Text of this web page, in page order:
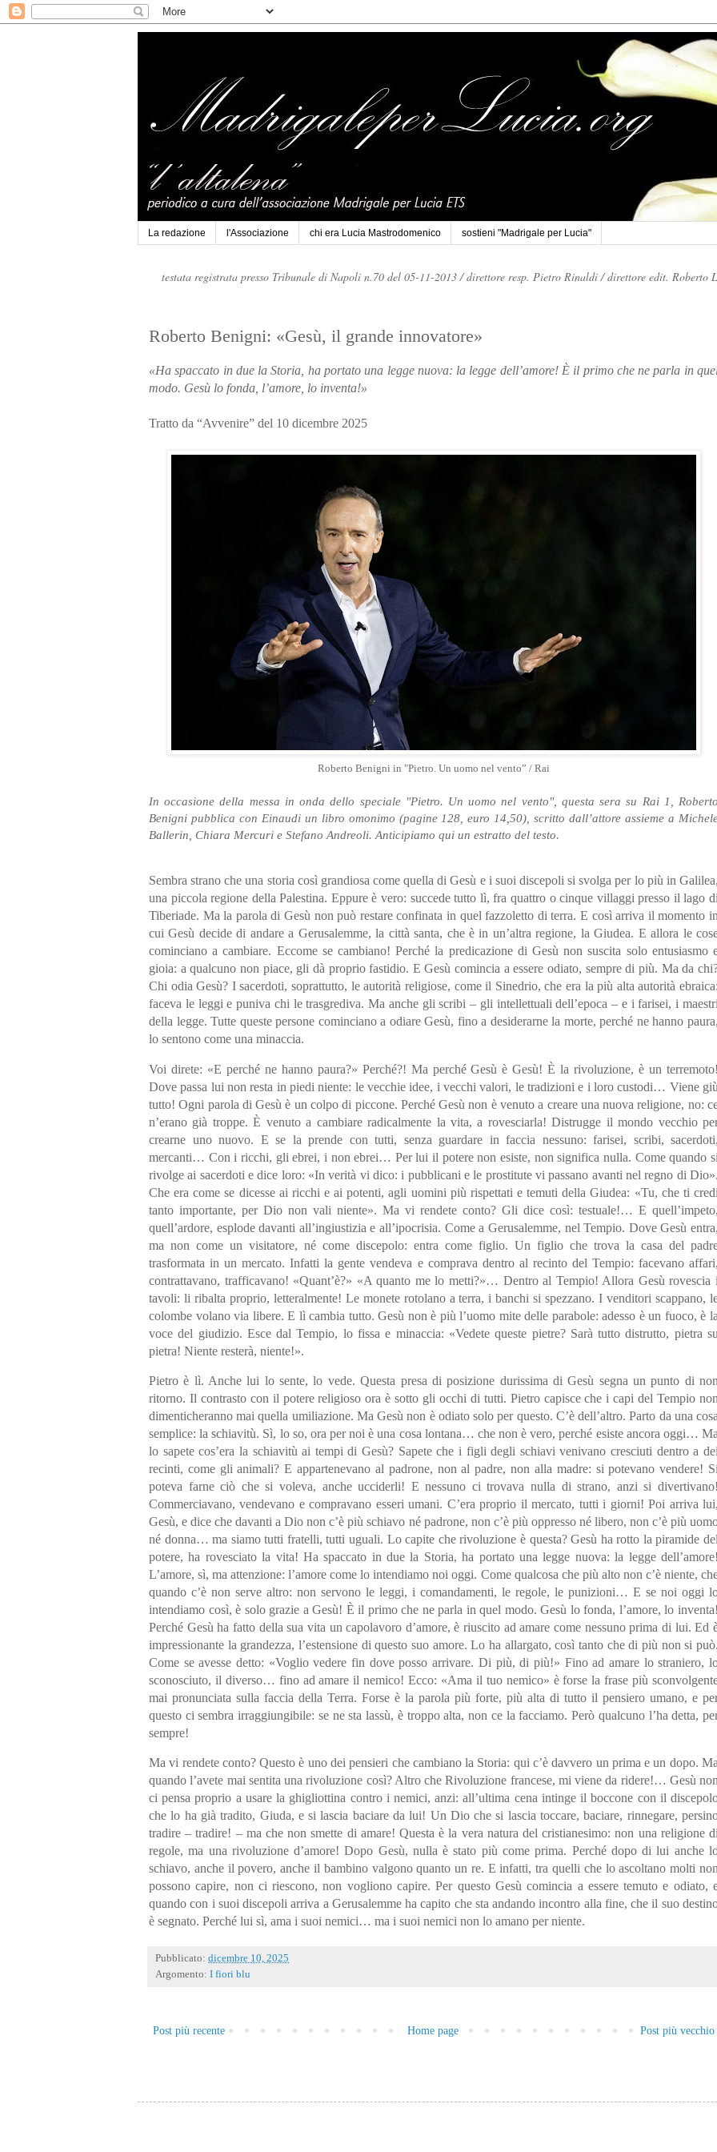
La redazione l'Associazione chi era Lucia Mastrodomenico sostieni "Madrigale per Lucia"
testata registrata presso Tribunale di Napoli n.70 del 05-11-2013 /direttore resp. Pietro Rinaldi /direttore edit. Roberto
Roberto Benigni: «Gesù, il grande innovatore»
«Ha spaccato in due la Storia, ha portato una legge nuova: la legge dell’amore! È il primo che ne parla in
modo. Gesù lo fonda, l’amore, lo inventa!»
Tratto da “Avvenire” del 10 dicembre 2025
Roberto Benigni in "Pietro. Un uomo nel vento” / Rai
In occasione della messa in onda dello speciale "Pietro. Un uomo nel vento", questa sera su Rai 1, Roberto
Benigni pubblica con Einaudi un libro omonimo (pagine 128, euro 14,50), scritto dall’attore assieme a
Ballerin, Chiara Mercuri e Stefano Andreoli. Anticipiamo qui un estratto del testo.
Sembra strano che una storia così grandiosa come quella di Gesù e i suoi discepoli si svolga per lo più in Galilea,
una piccola regione della Palestina. Eppure è vero: succede tutto lì, fra quattro o cinque villaggi presso il lago di
Tiberiade. Ma la parola di Gesù non può restare confinata in quel fazzoletto di terra. E così arriva il momento in
cui Gesù decide di andare a Gerusalemme, la città santa, che è in un’altra regione, la Giudea. E allora le
cominciano a cambiare. Eccome se cambiano! Perché la predicazione di Gesù non suscita solo entusiasmo
gioia: a qualcuno non piace, gli dà proprio fastidio. E Gesù comincia a essere odiato, sempre di più. Ma da
Chi odia Gesù? I sacerdoti, soprattutto, le autorità religiose, come il Sinedrio, che era la più alta autorità ebraica:
faceva le leggi e puniva chi le trasgrediva. Ma anche gli scribi – gli intellettuali dell’epoca – e i farisei, i maestri
della legge. Tutte queste persone cominciano a odiare Gesù, fino a desiderarne la morte, perché ne hanno paura,
lo sentono come una minaccia.
Voi direte: «E perché ne hanno paura?» Perché?! Ma perché Gesù è Gesù! È la rivoluzione, è un terremoto!
Dove passa lui non resta in piedi niente: le vecchie idee, i vecchi valori, le tradizioni e i loro custodi… Viene giù
tutto! Ogni parola di Gesù è un colpo di piccone. Perché Gesù non è venuto a creare una nuova religione, no:
n’erano già troppe. È venuto a cambiare radicalmente la vita, a rovesciarla! Distrugge il mondo vecchio
crearne uno nuovo. E se la prende con tutti, senza guardare in faccia nessuno: farisei, scribi, sacerdoti,
mercanti… Con i ricchi, gli ebrei, i non ebrei… Per lui il potere non esiste, non significa nulla. Come quando si
rivolge ai sacerdoti e dice loro: «In verità vi dico: i pubblicani e le prostitute vi passano avanti nel regno di Dio».
Che era come se dicesse ai ricchi e ai potenti, agli uomini più rispettati e temuti della Giudea: «Tu, che ti credi
tanto importante, per Dio non vali niente». Ma vi rendete conto? Gli dice così: testuale!… E quell’impeto,
quell’ardore, esplode davanti all’ingiustizia e all’ipocrisia. Come a Gerusalemme, nel Tempio. Dove Gesù entra,
ma non come un visitatore, né come discepolo: entra come figlio. Un figlio che trova la casa del
trasformata in un mercato. Infatti la gente vendeva e comprava dentro al recinto del Tempio: facevano affari,
contrattavano, trafficavano! «Quant’è?» «A quanto me lo metti?»… Dentro al Tempio! Allora Gesù rovescia i
tavoli: li ribalta proprio, letteralmente! Le monete rotolano a terra, i banchi si spezzano. I venditori scappano,
colombe volano via libere. E lì cambia tutto. Gesù non è più l’uomo mite delle parabole: adesso è un fuoco, è la
voce del giudizio. Esce dal Tempio, lo fissa e minaccia: «Vedete queste pietre? Sarà tutto distrutto, pietra su
pietra! Niente resterà, niente!».
Pietro è lì. Anche lui lo sente, lo vede. Questa presa di posizione durissima di Gesù segna un punto di non
ritorno. Il contrasto con il potere religioso ora è sotto gli occhi di tutti. Pietro capisce che i capi del Tempio non
dimenticheranno mai quella umiliazione. Ma Gesù non è odiato solo per questo. C’è dell’altro. Parto da una cosa
semplice: la schiavitù. Sì, lo so, ora per noi è una cosa lontana… che non è vero, perché esiste ancora oggi… Ma
lo sapete cos’era la schiavitù ai tempi di Gesù? Sapete che i figli degli schiavi venivano cresciuti dentro a dei
recinti, come gli animali? E appartenevano al padrone, non al padre, non alla madre: si potevano vendere! Si
poteva farne ciò che si voleva, anche ucciderli! E nessuno ci trovava nulla di strano, anzi si divertivano!
Commerciavano, vendevano e compravano esseri umani. C’era proprio il mercato, tutti i giorni! Poi arriva lui,
Gesù, e dice che davanti a Dio non c’è più schiavo né padrone, non c’è più oppresso né libero, non c’è più
né donna… ma siamo tutti fratelli, tutti uguali. Lo capite che rivoluzione è questa? Gesù ha rotto la piramide del
potere, ha rovesciato la vita! Ha spaccato in due la Storia, ha portato una legge nuova: la legge dell’amore!
L’amore, sì, ma attenzione: l’amore come lo intendiamo noi oggi. Come qualcosa che più alto non c’è niente,
quando c’è non serve altro: non servono le leggi, i comandamenti, le regole, le punizioni… E se noi oggi
intendiamo così, è solo grazie a Gesù! È il primo che ne parla in quel modo. Gesù lo fonda, l’amore, lo inventa!
Perché Gesù ha fatto della sua vita un capolavoro d’amore, è riuscito ad amare come nessuno prima di lui. Ed
impressionante la grandezza, l’estensione di questo suo amore. Lo ha allargato, così tanto che di più non si può.
Come se avesse detto: «Voglio vedere fin dove posso arrivare. Di più, di più!» Fino ad amare lo straniero,
sconosciuto, il diverso… fino ad amare il nemico! Ecco: «Ama il tuo nemico» è forse la frase più
mai pronunciata sulla faccia della Terra. Forse è la parola più forte, più alta di tutto il pensiero umano, e
questo ci sembra irraggiungibile: se ne sta lassù, è troppo alta, non ce la facciamo. Però qualcuno l’ha detta,
sempre!
Ma vi rendete conto? Questo è uno dei pensieri che cambiano la Storia: qui c’è davvero un prima e un dopo. Ma
quando l’avete mai sentita una rivoluzione così? Altro che Rivoluzione francese, mi viene da ridere!… Gesù non
ci pensa proprio a usare la ghigliottina contro i nemici, anzi: all’ultima cena intinge il boccone con il
che lo ha già tradito, Giuda, e si lascia baciare da lui! Un Dio che si lascia toccare, baciare, rinnegare,
tradire – tradire! – ma che non smette di amare! Questa è la vera natura del cristianesimo: non una religione di
regole, ma una rivoluzione d’amore! Dopo Gesù, nulla è stato più come prima. Perché dopo di lui anche
schiavo, anche il povero, anche il bambino valgono quanto un re. E infatti, tra quelli che lo ascoltano molti non
possono capire, non ci riescono, non vogliono capire. Per questo Gesù comincia a essere temuto e odiato,
quando con i suoi discepoli arriva a Gerusalemme ha capito che sta andando incontro alla fine, che il suo
è segnato. Perché lui sì, ama i suoi nemici… ma i suoi nemici non lo amano per niente.
Pubblicato: dicembre 10, 2025
Argomento: I fiori blu
Post più recente Post più vecchio
Home page